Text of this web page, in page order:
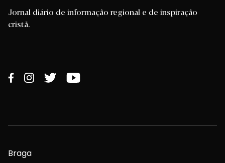
Jornal diário de informação regional e de inspiração
cristã.
Braga